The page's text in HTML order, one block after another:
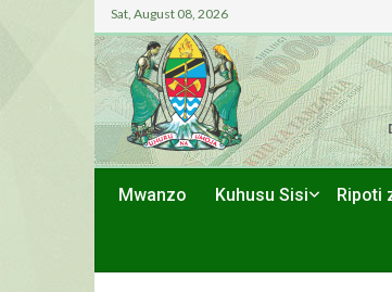
Sat, August 08, 2026
Mwanzo Kuhusu Sisi Ripoti